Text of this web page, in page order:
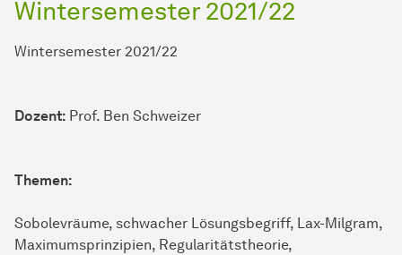
Wintersemester 2021/22
Wintersemester 2021/22
Dozent: Prof. Ben Schweizer
Themen:
Sobolevräume, schwacher Lösungsbegriff, Lax-Milgram,
Maximumsprinzipien, Regularitätstheorie,